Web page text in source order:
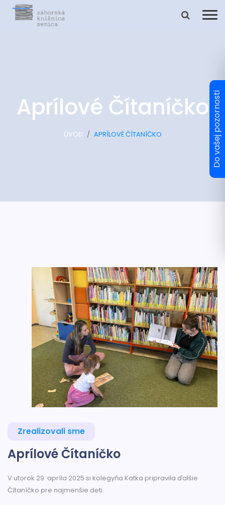
Aprílové Čítaníčko
ÚVOD APRÍLOVÉ ČÍTANÍČKO
Zrealizovali sme
Aprílové Čítaníčko
V utorok 29. apríla 2025 si kolegyňa Katka pripravila ďalšie
Čítaníčko pre najmenšie deti.